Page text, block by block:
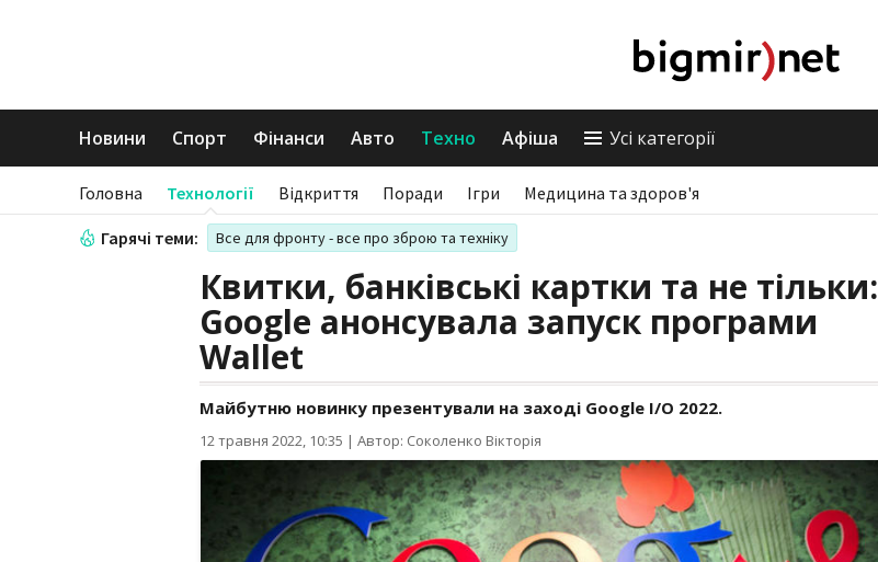
Новини Спорт Фінанси Авто Техно Афіша Усі категорії
Головна Технології Відкриття Поради Ігри Медицина та здоров'я
Гарячі теми: Все для фронту - все про зброю та техніку
Квитки, банківські картки та не тільки:
Google анонсувала запуск програми
Wallet
Майбутню новинку презентували на заході Google I/O 2022.
12 травня 2022, 10:35 | Автор: Соколенко Вікторія